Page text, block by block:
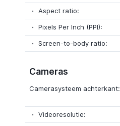
Aspect ratio:
Pixels Per Inch (PPI):
Screen-to-body ratio:
Cameras
Camerasysteem achterkant:
Videoresolutie: